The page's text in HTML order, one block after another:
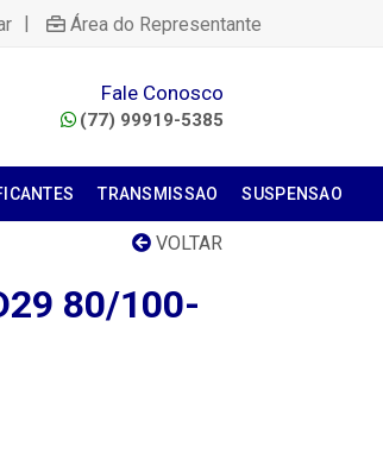
| Área do Representante
Fale Conosco
(77) 99919-5385
TRANSMISSAO SUSPENSAO
VOLTAR
80/100-